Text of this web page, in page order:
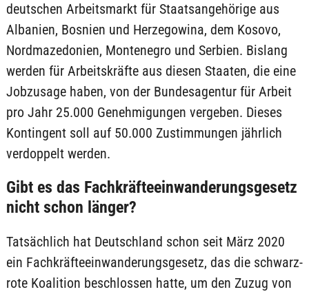
deutschen Arbeitsmarkt für Staatsangehörige aus
Albanien, Bosnien und Herzegowina, dem Kosovo,
Nordmazedonien, Montenegro und Serbien. Bislang
werden für Arbeitskräfte aus diesen Staaten, die eine
Jobzusage haben, von der Bundesagentur für Arbeit
pro Jahr 25.000 Genehmigungen vergeben. Dieses
Kontingent soll auf 50.000 Zustimmungen jährlich
verdoppelt werden.
Gibt es das Fachkräfteeinwanderungsgesetz
nicht schon länger?
Tatsächlich hat Deutschland schon seit März 2020
ein Fachkräfteeinwanderungsgesetz, das die schwarz-
rote Koalition beschlossen hatte, um den Zuzug von